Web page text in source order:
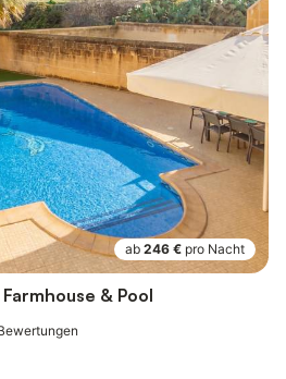
ab 246 € pro Nacht
& Pool